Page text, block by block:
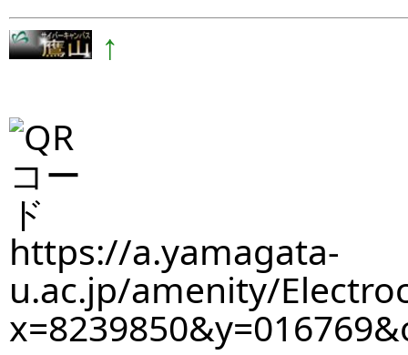
↑
https://a.yamagata-
u.ac.jp/amenity/